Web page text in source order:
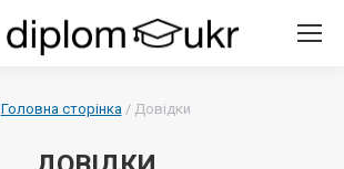
Головна сторінка/ Довідки